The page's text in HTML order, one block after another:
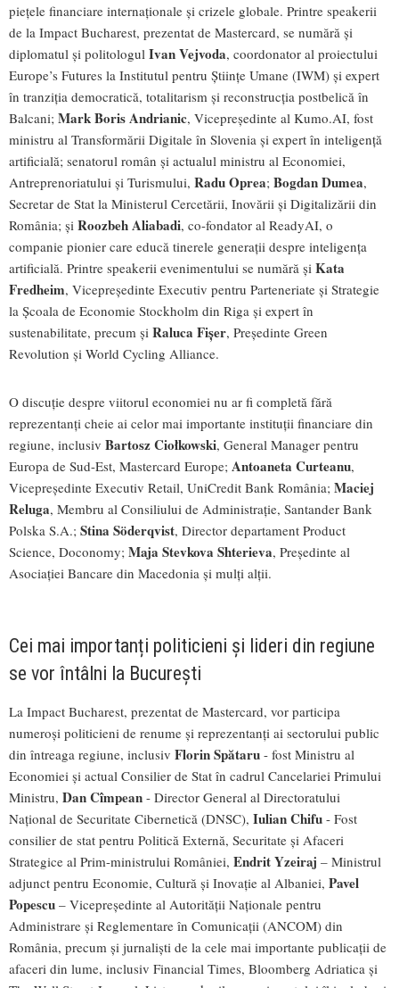
piețele financiare internaționale și crizele globale. Printre speakerii
de la Impact Bucharest, prezentat de Mastercard, se numără și
diplomatul și politologul Ivan Vejvoda, coordonator al proiectului
Europe’s Futures la Institutul pentru Științe Umane (IWM) și expert
în tranziția democratică, totalitarism și reconstrucția postbelică în
Balcani; Mark Boris Andrianic, Vicepreședinte al Kumo.AI, fost
ministru al Transformării Digitale în Slovenia și expert în inteligență
artificială; senatorul român și actualul ministru al Economiei,
Antreprenoriatului și Turismului, Radu Oprea; Bogdan Dumea,
Secretar de Stat la Ministerul Cercetării, Inovării și Digitalizării din
România; și Roozbeh Aliabadi, co-fondator al ReadyAI, o
companie pionier care educă tinerele generații despre inteligența
artificială. Printre speakerii evenimentului se numără și Kata
Fredheim, Vicepreședinte Executiv pentru Parteneriate și Strategie
la Școala de Economie Stockholm din Riga și expert în
sustenabilitate, precum și Raluca Fișer, Președinte Green
Revolution și World Cycling Alliance.
O discuție despre viitorul economiei nu ar fi completă fără
reprezentanți cheie ai celor mai importante instituții financiare din
regiune, inclusiv Bartosz Ciołkowski, General Manager pentru
Europa de Sud-Est, Mastercard Europe; Antoaneta Curteanu,
Vicepreședinte Executiv Retail, UniCredit Bank România; Maciej
Reluga, Membru al Consiliului de Administrație, Santander Bank
Polska S.A.; Stina Söderqvist, Director departament Product
Science, Doconomy; Maja Stevkova Shterieva, Președinte al
Asociației Bancare din Macedonia și mulți alții.
Cei mai importanți politicieni și lideri din regiune
se vor întâlni la București
La Impact Bucharest, prezentat de Mastercard, vor participa
numeroși politicieni de renume și reprezentanți ai sectorului public
din întreaga regiune, inclusiv Florin Spătaru - fost Ministru al
Economiei și actual Consilier de Stat în cadrul Cancelariei Primului
Ministru, Dan Cîmpean - Director General al Directoratului
Național de Securitate Cibernetică (DNSC), Iulian Chifu - Fost
consilier de stat pentru Politică Externă, Securitate și Afaceri
Strategice al Prim-ministrului României, Endrit Yzeiraj – Ministrul
adjunct pentru Economie, Cultură și Inovație al Albaniei, Pavel
Popescu – Vicepreședinte al Autorității Naționale pentru
Administrare și Reglementare în Comunicații (ANCOM) din
România, precum și jurnaliști de la cele mai importante publicații de
afaceri din lume, inclusiv Financial Times, Bloomberg Adriatica și